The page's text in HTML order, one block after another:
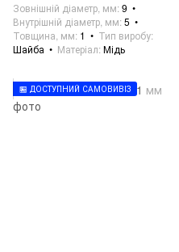
Зовнішній діаметр, мм 9
Внутрішній діаметр, мм 5
Товщина, мм 1
Тип виробу
Шайба
Матеріал Мідь
🏪 ДОСТУПНИЙ САМОВИВІЗ